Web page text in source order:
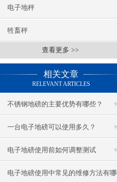
电子地秤
牲畜秤
查看更多 >>
相关文章
RELEVANT ARTICLES
不锈钢地磅的主要优势有哪些？
一台电子地磅可以使用多久？
电子地磅使用前如何调整测试
电子地磅使用中常见的维修方法有哪